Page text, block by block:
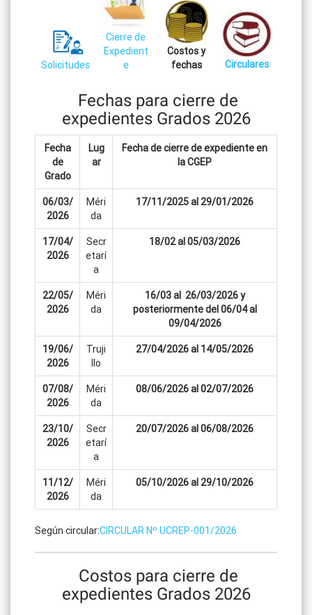
Solicitudes
Cierre de
Expedient
e
Costos y
fechas
Circulares
Fechas para cierre de
expedientes Grados 2026
Fecha
de
Grado
Lug
ar
Fecha de cierre de expediente en
la CGEP
06/03/
2026
Méri
da
17/11/2025 al 29/01/2026
17/04/
2026
Secr
etarí
a
18/02 al 05/03/2026
22/05/
2026
Méri
da
16/03 al 26/03/2026 y
posteriormente del 06/04 al
09/04/2026
19/06/
2026
Truji
llo
27/04/2026 al 14/05/2026
07/08/
2026
Méri
da
08/06/2026 al 02/07/2026
23/10/
2026
Secr
etarí
a
20/07/2026 al 06/08/2026
11/12/
2026
Méri
da
05/10/2026 al 29/10/2026
Según circular:CIRCULAR Nº UCREP-001/2026
Costos para cierre de
expedientes Grados 2026